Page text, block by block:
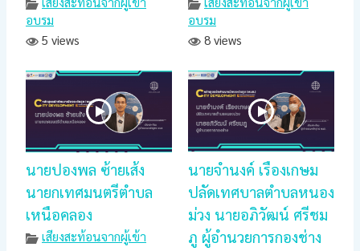
อบรม
5 views
อบรม
8 views
นายปองพล ซ้ายเส้ง
นายกเทศมนตรีตำบล
เหนือคลอง
เสียงสะท้อนจากผู้เข้า
นายจำนงค์ เรืองเกษม
ปลัดเทศบาลตำบลหนอง
ม่วง นายอภิวัฒน์ ศรีชม
ภู ผู้อำนวยการกองช่าง